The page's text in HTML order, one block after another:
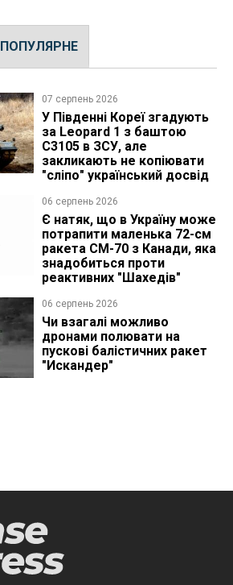
ПОПУЛЯРНЕ
07 серпень 2026
У Південні Кореї згадують
за Leopard 1 з баштою
C3105 в ЗСУ, але
закликають не копіювати
"сліпо" український досвід
06 серпень 2026
Є натяк, що в Україну може
потрапити маленька 72-см
ракета CM-70 з Канади, яка
знадобиться проти
реактивних "Шахедів"
06 серпень 2026
Чи взагалі можливо
дронами полювати на
пускові балістичних ракет
"Искандер"